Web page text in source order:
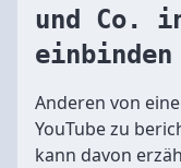
und Co.
Anderen von
YouTube zu
kann davon